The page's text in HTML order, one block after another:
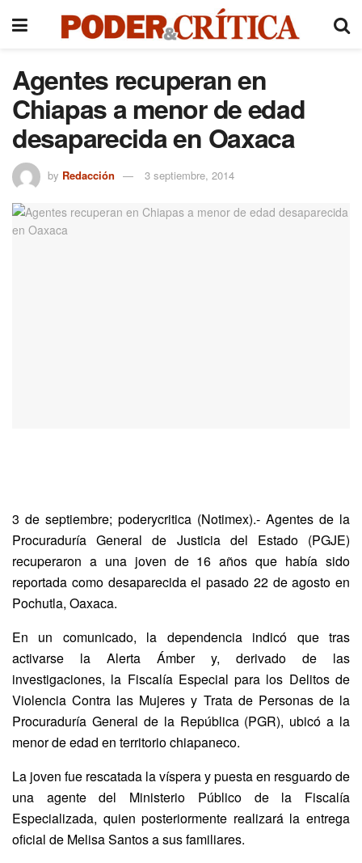
Agentes recuperan en
Chiapas a menor de edad
desaparecida en Oaxaca
by Redacción 3 septiembre, 2014
3 de septiembre; poderycritica (Notimex).- Agentes de la
Procuraduría General de Justicia del Estado (PGJE)
recuperaron a una joven de 16 años que había sido
reportada como desaparecida el pasado 22 de agosto en
Pochutla, Oaxaca.
En un comunicado, la dependencia indicó que tras
activarse la Alerta Ámber y, derivado de las
investigaciones, la Fiscalía Especial para los Delitos de
Violencia Contra las Mujeres y Trata de Personas de la
Procuraduría General de la República (PGR), ubicó a la
menor de edad en territorio chiapaneco.
La joven fue rescatada la víspera y puesta en resguardo de
una agente del Ministerio Público de la Fiscalía
Especializada, quien posteriormente realizará la entrega
oficial de Melisa Santos a sus familiares.